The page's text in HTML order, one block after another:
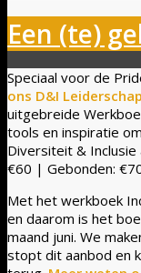
Een (te)
Speciaal voor de
ons D&I
uitgebreide
tools en inspiratie
Diversiteit & Inclusie
€60 | Gebonden:
Met het werkboek
en daarom is het
maand juni. We
stopt dit aanbod en